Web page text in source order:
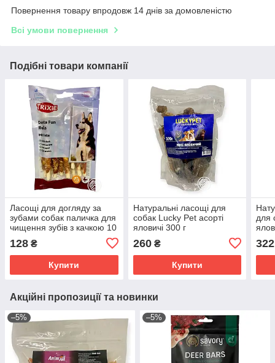
Повернення товару впродовж 14 днів за домовленістю
Всі умови повернення
Подібні товари компанії
Ласощі для догляду за
зубами собак паличка для
чищення зубів з качкою 10
128 ₴
Купити
Натуральні ласощі для
собак Lucky Pet асорті
яловичі 300 г
260₴
Купити
для
зубів
322
Акційні пропозиції та новинки
–5% –5%